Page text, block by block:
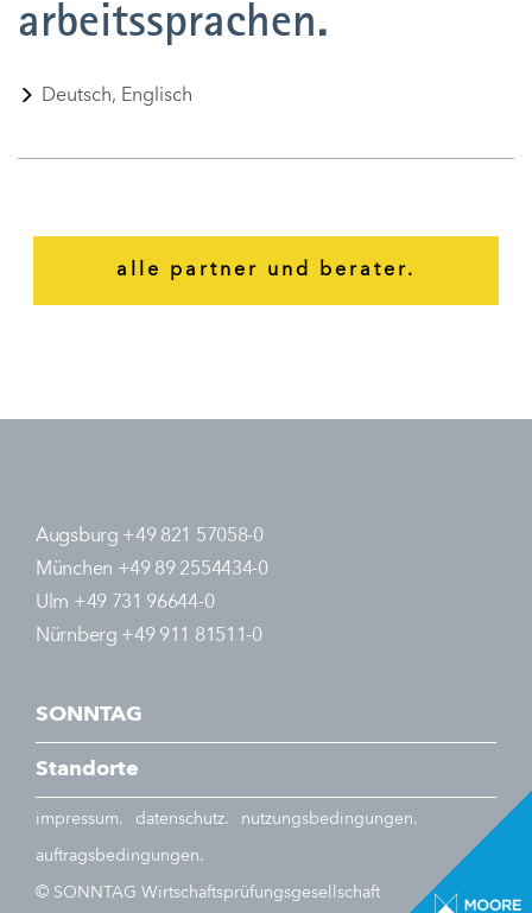
arbeitssprachen.
Deutsch, Englisch
alle partner und berater.
Augsburg +49 821 57058-0
München +49 89 2554434-0
Ulm +49 731 96644-0
Nürnberg +49 911 81511-0
SONNTAG
Standorte
impressum. datenschutz. nutzungsbedingungen.
auftragsbedingungen.
© SONNTAG Wirtschaftsprüfungsgesellschaft